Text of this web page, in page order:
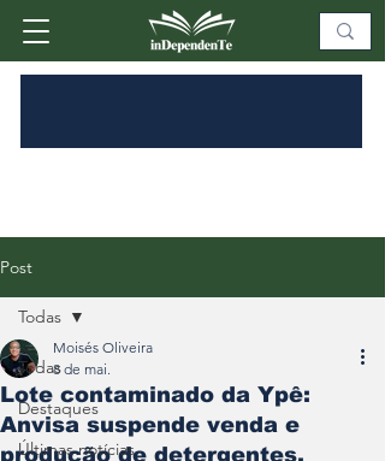
Post
Todas
Destaques
Últimas notícias
Todas
Lote contaminado da Ypê:
Anvisa suspende venda e
produção de detergentes,
Moisés Oliveira
8 de mai.